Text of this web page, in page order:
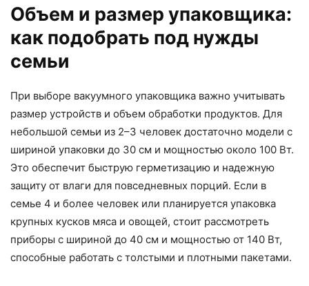
Объем и размер упаковщика:
как подобрать под нужды
семьи
При выборе вакуумного упаковщика важно учитывать
размер устройств и объем обработки продуктов. Для
небольшой семьи из 2–3 человек достаточно модели с
шириной упаковки до 30 см и мощностью около 100 Вт.
Это обеспечит быструю герметизацию и надежную
защиту от влаги для повседневных порций. Если в
семье 4 и более человек или планируется упаковка
крупных кусков мяса и овощей, стоит рассмотреть
приборы с шириной до 40 см и мощностью от 140 Вт,
способные работать с толстыми и плотными пакетами.